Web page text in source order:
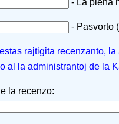
- La plena
- Pasvorto
rajtigita recenzanto,
al la administrantoj de la
la recenzo: